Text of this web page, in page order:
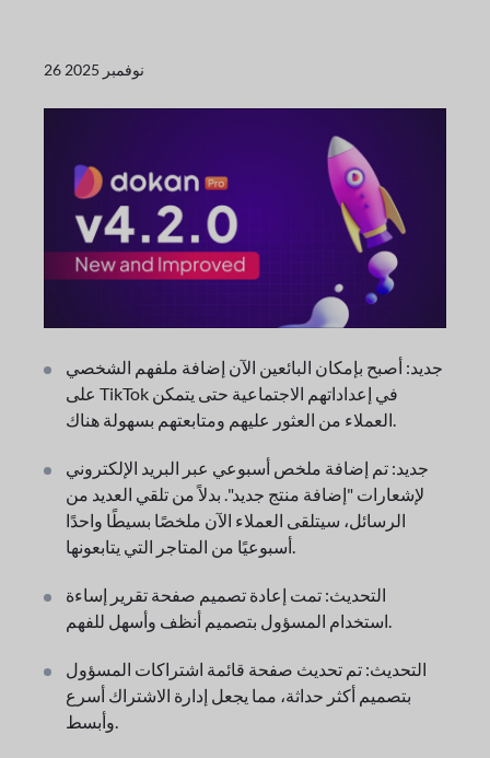
26 نوفمبر 2025
جديد: أصبح بإمكان البائعين الآن إضافة ملفهم الشخصي
على TikTok في إعداداتهم الاجتماعية حتى يتمكن
العملاء من العثور عليهم ومتابعتهم بسهولة هناك.
جديد: تم إضافة ملخص أسبوعي عبر البريد الإلكتروني
لإشعارات "إضافة منتج جديد". بدلاً من تلقي العديد من
الرسائل، سيتلقى العملاء الآن ملخصًا بسيطًا واحدًا
أسبوعيًا من المتاجر التي يتابعونها.
التحديث: تمت إعادة تصميم صفحة تقرير إساءة
استخدام المسؤول بتصميم أنظف وأسهل للفهم.
التحديث: تم تحديث صفحة قائمة اشتراكات المسؤول
بتصميم أكثر حداثة، مما يجعل إدارة الاشتراك أسرع
وأبسط.